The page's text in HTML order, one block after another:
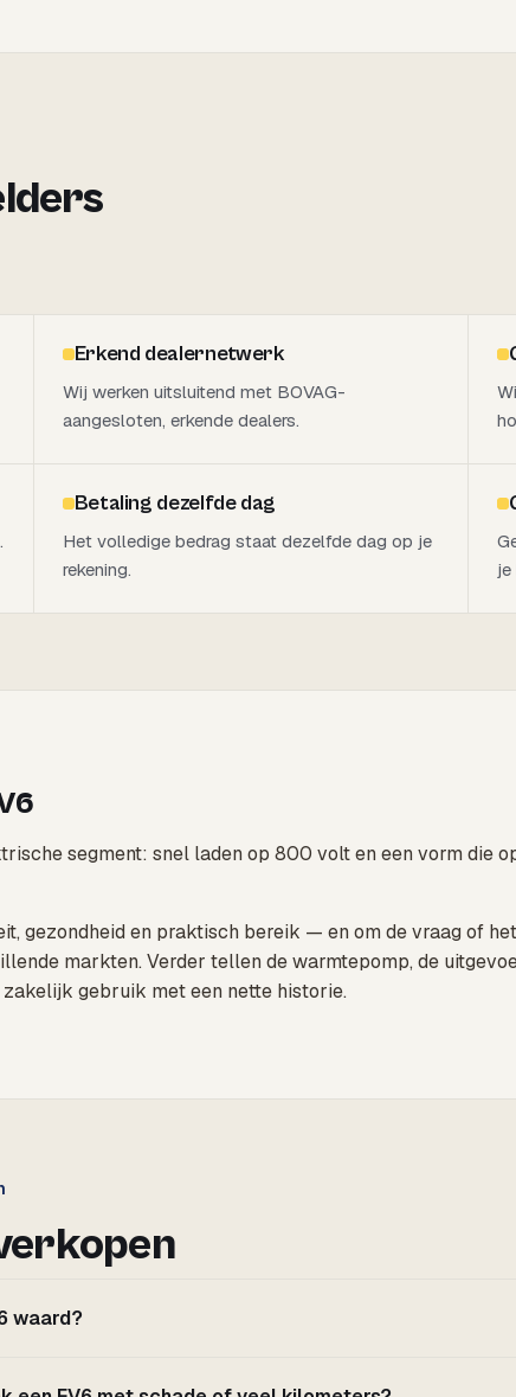
Erkend dealernetwerk
Wij werken uitsluitend met BOVAG-
aangesloten, erkende dealers.
Betaling dezelfde dag
Het volledige bedrag staat dezelfde dag op je
rekening.
je
segment: snel laden op 800 volt en een vorm die
gezondheid en praktisch bereik — en om de vraag of
markten. Verder tellen de warmtepomp, de
gebruik met een nette historie.
waard?